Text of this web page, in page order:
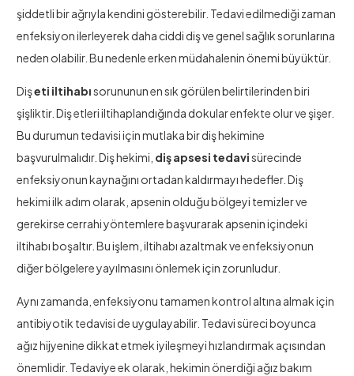
şiddetli bir ağrıyla kendini gösterebilir. Tedavi edilmediği zaman
enfeksiyon ilerleyerek daha ciddi diş ve genel sağlık sorunlarına
neden olabilir. Bu nedenle erken müdahalenin önemi büyüktür.
Dişeti iltihabısorununun en sık görülen belirtilerinden biri
şişliktir. Diş etleri iltihaplandığında dokular enfekte olur ve şişer.
Bu durumun tedavisi için mutlaka bir diş hekimine
başvurulmalıdır. Diş hekimi, diş apsesi tedavisürecinde
enfeksiyonun kaynağını ortadan kaldırmayı hedefler. Diş
hekimi ilk adım olarak, apsenin olduğu bölgeyi temizler ve
gerekirse cerrahi yöntemlere başvurarak apsenin içindeki
iltihabı boşaltır. Bu işlem, iltihabı azaltmak ve enfeksiyonun
diğer bölgelere yayılmasını önlemek için zorunludur.
Aynı zamanda, enfeksiyonu tamamen kontrol altına almak için
antibiyotik tedavisi de uygulayabilir. Tedavi süreci boyunca
ağız hijyenine dikkat etmek iyileşmeyi hızlandırmak açısından
önemlidir. Tedaviye ek olarak, hekimin önerdiği ağız bakım